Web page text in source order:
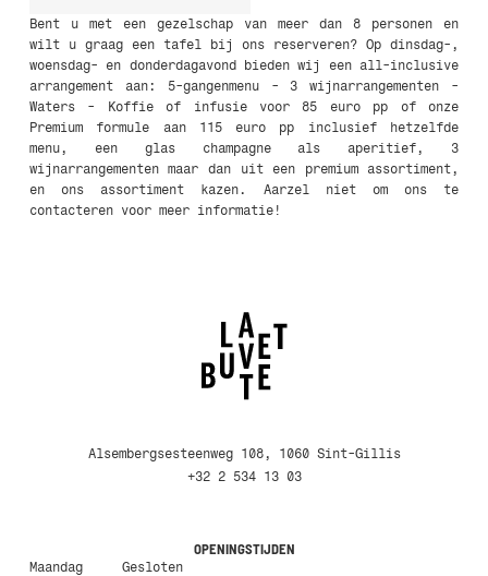
Bent u met een gezelschap van meer dan 8 personen en
wilt u graag een tafel bij ons reserveren? Op dinsdag-,
woensdag- en donderdagavond bieden wij een all-inclusive
arrangement aan: 5-gangenmenu - 3 wijnarrangementen -
Waters - Koffie of infusie voor 85 euro pp of onze
Premium formule aan 115 euro pp inclusief hetzelfde
menu, een glas champagne als aperitief, 3
wijnarrangementen maar dan uit een premium assortiment,
en ons assortiment kazen. Aarzel niet om ons te
contacteren voor meer informatie!
Alsembergsesteenweg 108, 1060 Sint-Gillis
+32 2 534 13 03
OPENINGSTIJDEN
Maandag Gesloten